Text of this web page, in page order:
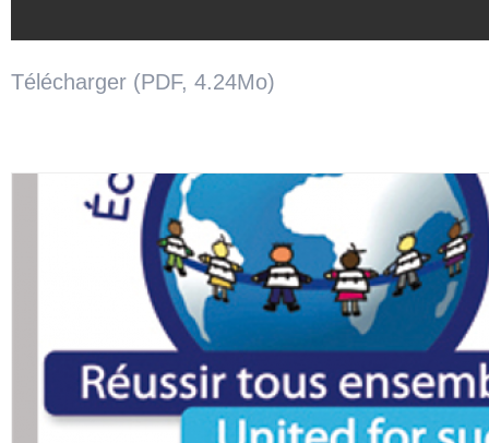
Télécharger (PDF, 4.24Mo)